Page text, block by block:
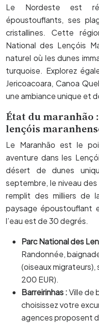
Le Nordeste est
époustouflants, ses
cristallines. Cette
National des Lençóis
naturel où les dunes
turquoise. Explorez
Jericoacoara, Canoa
une ambiance unique et
État du maranhão
lençóis
Le Maranhão est le
aventure dans les
désert de dunes
septembre, le niveau
remplit des milliers de
paysage époustouflant
l’eau est de 30 degrés.
Parc National des
Randonnée,
(oiseaux migrateurs),
200 EUR).
Barreirinhas :Ville de
choisissez votre
agences proposent